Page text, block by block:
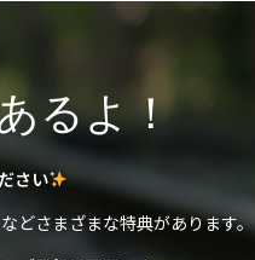
るよ！
さい
どさまざまな特典があります。